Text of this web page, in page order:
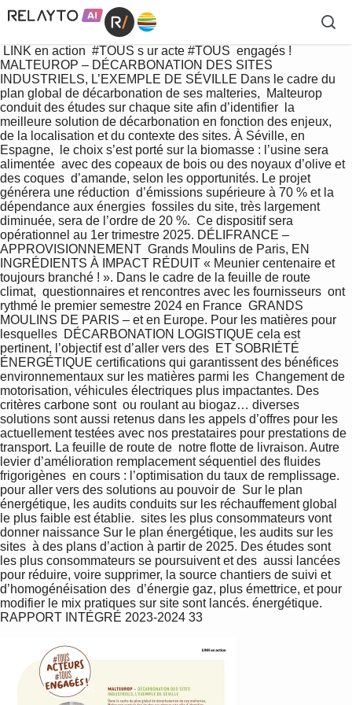
MALTEUROP – DÉCARBONATION DES SITES
INDUSTRIELS, L’EXEMPLE DE SÉVILLE Dans le cadre du
plan global de décarbonation de ses malteries,  Malteurop
conduit des études sur chaque site afin d’identifier  la
meilleure solution de décarbonation en fonction des enjeux,
de la localisation et du contexte des sites. À Séville, en
Espagne,  le choix s’est porté sur la biomasse : l’usine sera
alimentée  avec des copeaux de bois ou des noyaux d’olive et
des coques  d’amande, selon les opportunités. Le projet
générera une réduction  d’émissions supérieure à 70 % et la
dépendance aux énergies  fossiles du site, très largement
diminuée, sera de l’ordre de 20 %.  Ce dispositif sera
opérationnel au 1er trimestre 2025. DÉLIFRANCE –
APPROVISIONNEMENT  Grands Moulins de Paris, EN
INGRÉDIENTS À IMPACT RÉDUIT « Meunier centenaire et
toujours branché ! ». Dans le cadre de la feuille de route
climat,  questionnaires et rencontres avec les fournisseurs  ont
rythmé le premier semestre 2024 en France  GRANDS
MOULINS DE PARIS – et en Europe. Pour les matières pour
lesquelles  DÉCARBONATION LOGISTIQUE cela est
pertinent, l’objectif est d’aller vers des  ET SOBRIÉTÉ
ÉNERGÉTIQUE certifications qui garantissent des bénéfices
environnementaux sur les matières parmi les  Changement de
motorisation, véhicules électriques plus impactantes. Des
critères carbone sont  ou roulant au biogaz… diverses
solutions sont aussi retenus dans les appels d’offres pour les
actuellement testées avec nos prestataires pour prestations de
transport. La feuille de route de  notre flotte de livraison. Autre
levier d’amélioration remplacement séquentiel des fluides
frigorigènes  en cours : l’optimisation du taux de remplissage.
pour aller vers des solutions au pouvoir de  Sur le plan
énergétique, les audits conduits sur les réchauffement global
le plus faible est établie.  sites les plus consommateurs vont
donner naissance Sur le plan énergétique, les audits sur les
sites  à des plans d’action à partir de 2025. Des études sont
les plus consommateurs se poursuivent et des  aussi lancées
pour réduire, voire supprimer, la source chantiers de suivi et
d’homogénéisation des  d’énergie gaz, plus émettrice, et pour
modifier le mix pratiques sur site sont lancés. énergétique.
RAPPORT INTÉGRÉ 2023-2024 33